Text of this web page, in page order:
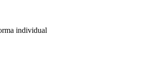
individual